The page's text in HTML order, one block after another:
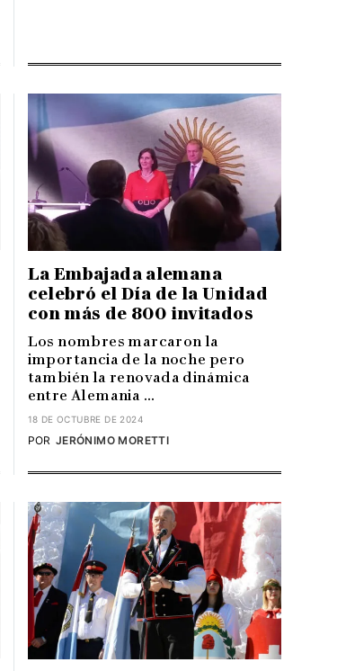
La Embajada alemana
celebró el Día de la Unidad
con más de 800 invitados
Los nombres marcaron la
importancia de la noche pero
también la renovada dinámica
entre Alemania ...
18 DE OCTUBRE DE 2024
JERÓNIMO MORETTI
POR